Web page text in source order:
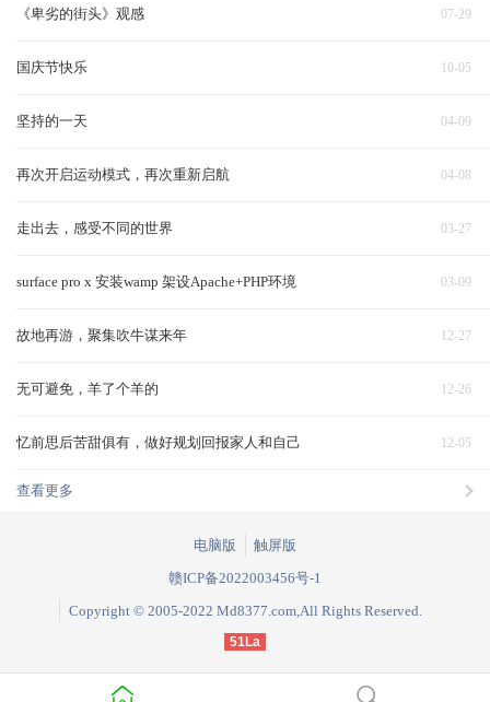
07-29
《卑劣的街头》观感
10-05
国庆节快乐
04-09
坚持的一天
04-08
再次开启运动模式，再次重新启航
03-27
走出去，感受不同的世界
03-09
surface pro x 安装wamp 架设Apache+PHP环境
12-27
故地再游，聚集吹牛谋来年
12-26
无可避免，羊了个羊的
12-05
忆前思后苦甜俱有，做好规划回报家人和自己
查看更多
电脑版
触屏版
赣ICP备2022003456号-1
Copyright © 2005-2022 Md8377.com,All Rights Reserved.
51La